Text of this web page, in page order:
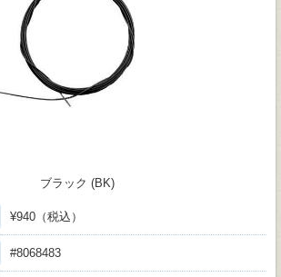
ブラック (BK)
¥940（税込）
#8068483